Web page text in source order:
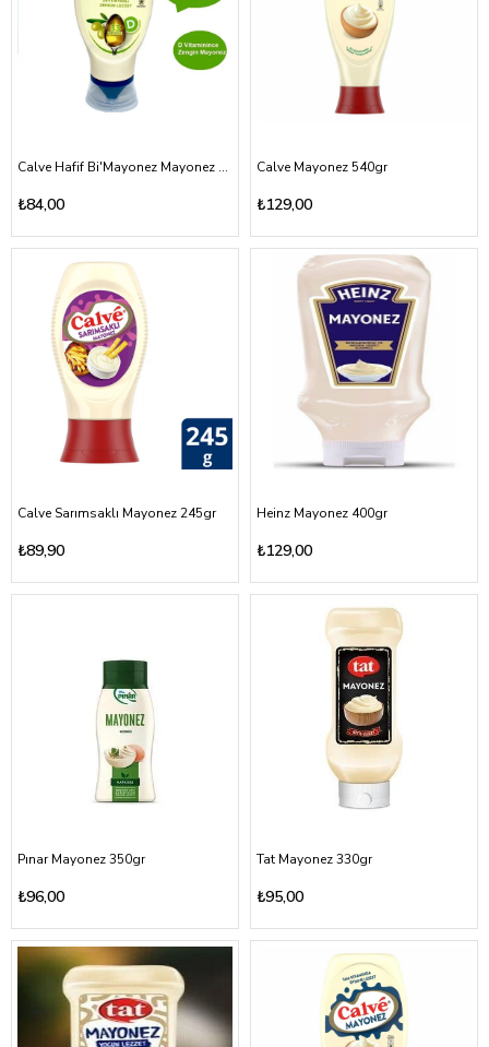
Calve Hafif Bi'Mayonez Mayonez 355gr
₺84,00
Calve Mayonez 540gr
₺129,00
Calve Sarımsaklı Mayonez 245gr
₺89,90
Heinz Mayonez 400gr
₺129,00
Pınar Mayonez 350gr
₺96,00
Tat Mayonez 330gr
₺95,00